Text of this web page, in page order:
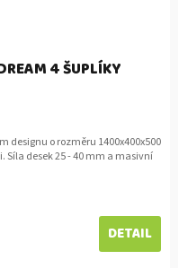
4 ŠUPLÍKY
DETAIL
designu o rozměru 1400x400x500
desek 25 - 40 mm a masivní